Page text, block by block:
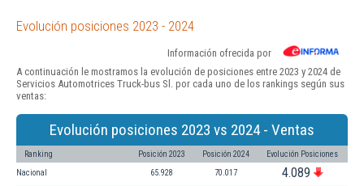
Evolución posiciones 2023 - 2024
Información ofrecida por
A continuación le mostramos la evolución de posiciones entre 2023 y 2024 de
Servicios Automotrices Truck-bus Sl. por cada uno de los rankings según sus
ventas:
Evolución posiciones 2023 vs 2024 - Ventas
Ranking Posición 2023 Posición 2024 Evolución Posiciones
Nacional 65.928 70.017 4.089